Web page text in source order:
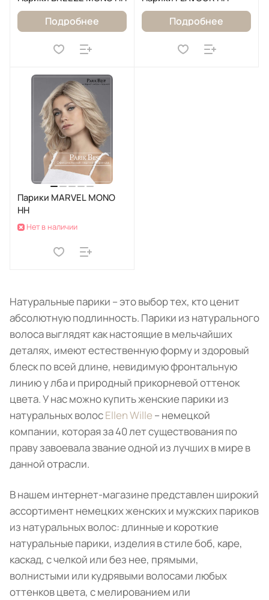
Подробнее Подробнее
Парики MARVEL MONO
HH
Нет в наличии
Натуральные парики – это выбор тех, кто ценит
абсолютную подлинность. Парики из натурального
волоса выглядят как настоящие в мельчайших
деталях, имеют естественную форму и здоровый
блеск по всей длине, невидимую фронтальную
линию у лба и природный прикорневой оттенок
цвета. У нас можно купить женские парики из
натуральных волосEllen Wille – немецкой
компании, которая за 40 лет существования по
праву завоевала звание одной из лучших в мире в
данной отрасли.
В нашем интернет-магазине представлен широкий
ассортимент немецких женских и мужских париков
из натуральных волос: длинные и короткие
натуральные парики, изделия в стиле боб, каре,
каскад, с челкой или без нее, прямыми,
волнистыми или кудрявыми волосами любых
оттенков цвета, с мелированием или